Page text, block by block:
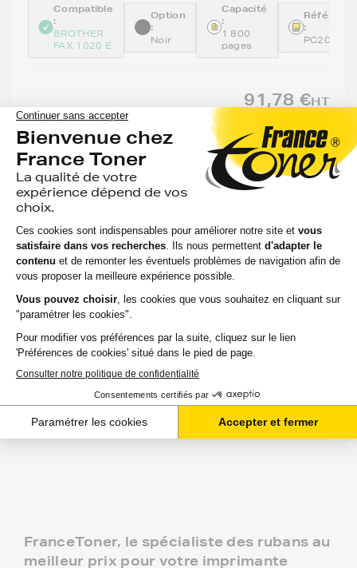
Compatible
:
BROTHER
FAX 1020 E
Option
:
Noir
Capacité
:
1 800
pages
:
PC204RF
91,78 €HT
- +
Ajouter au panier
Aide & conseils
Qu'est ce qu'une cartouche compatible ?
Est ce qu'utiliser une cartouche compatible risque
d'abimer mon imprimante ?
Utiliser une cartouche compatible annule t'elle ma
garantie ?
FranceToner, le spécialiste des rubans au
meilleur prix pour votre imprimante